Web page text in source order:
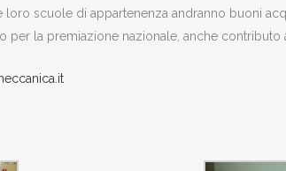
scuole di appartenenza andranno buoni
per la premiazione nazionale, anche contributo